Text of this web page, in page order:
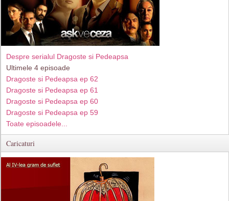
Despre serialul Dragoste si Pedeapsa
Ultimele 4 episoade
Dragoste si Pedeapsa ep 62
Dragoste si Pedeapsa ep 61
Dragoste si Pedeapsa ep 60
Dragoste si Pedeapsa ep 59
Toate episoadele...
Caricaturi